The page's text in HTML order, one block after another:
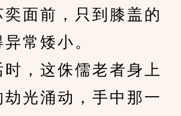
前，只到膝盖的
常矮小。
这侏儒老者身上
光涌动，手中那一